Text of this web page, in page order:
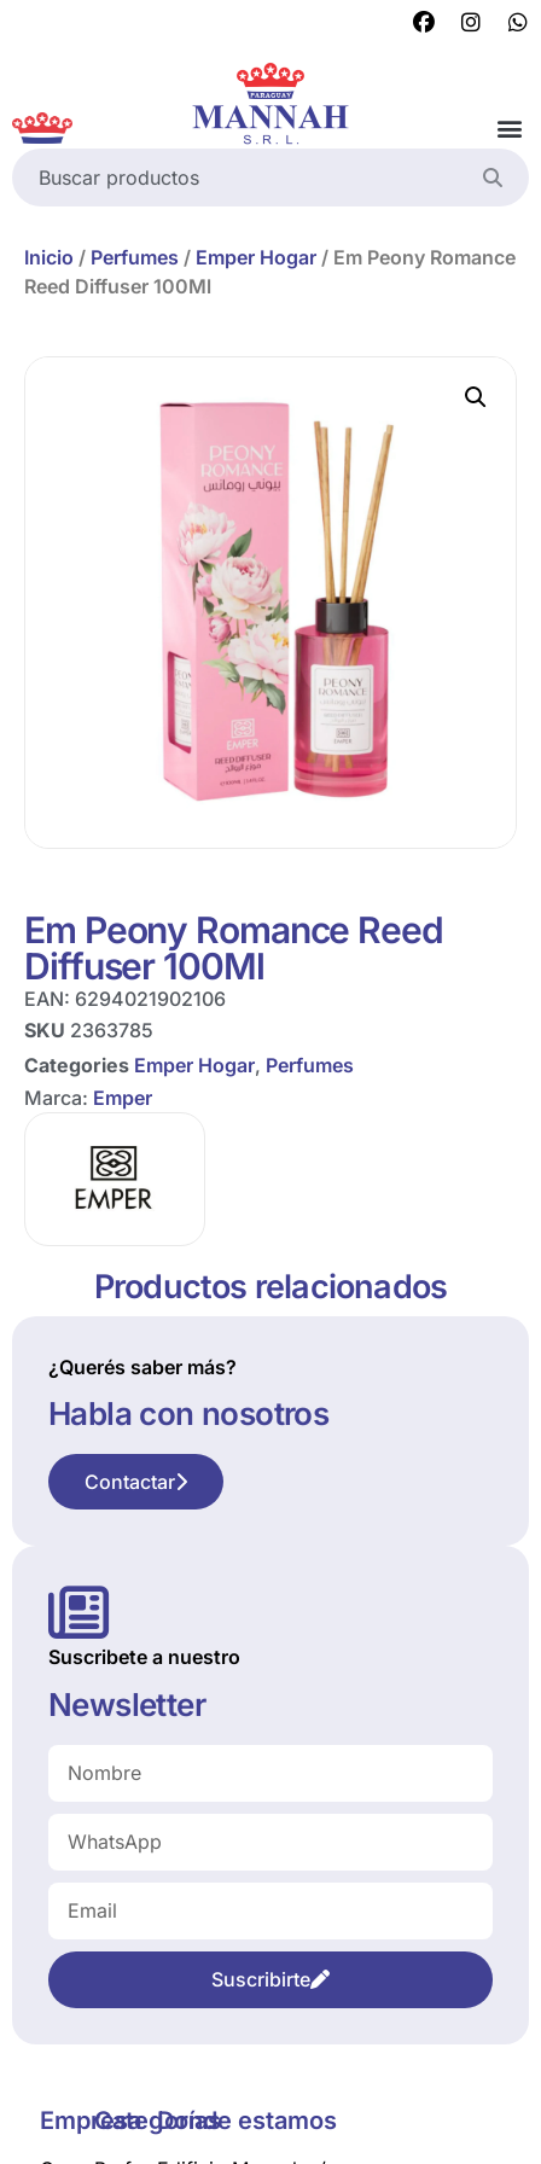
Inicio / Perfumes / Emper Hogar / Em Peony Romance
Reed Diffuser 100Ml
Em Peony Romance Reed
Diffuser 100Ml
EAN: 6294021902106
SKU 2363785
Categories Emper Hogar, Perfumes
Marca: Emper
Productos relacionados
¿Querés saber más?
Habla con nosotros
Contactar
Suscribete a nuestro
Newsletter
Suscribirte
EmpresaCategoríasDonde estamos